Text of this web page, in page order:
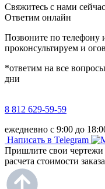
Свяжитесь с нами сейчас
Ответим онлайн
Позвоните по
проконсультируем и
*ответим на все
дни
8 812 629-59-59
ежедневно с 9:00 до
Написать в Telegram
Пришлите свои чертежи
расчета стоимости